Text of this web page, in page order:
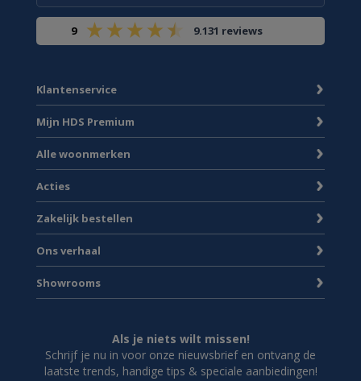
9 9.131 reviews
Klantenservice
Mijn HDS Premium
Alle woonmerken
Acties
Zakelijk bestellen
Ons verhaal
Showrooms
Als je niets wilt missen!
Schrijf je nu in voor onze nieuwsbrief en ontvang de
laatste trends, handige tips & speciale aanbiedingen!